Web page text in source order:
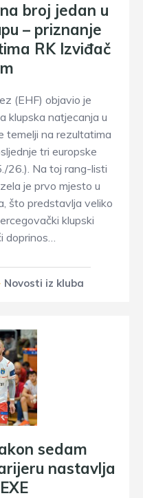
broj jedan u
– priznanje
RK Izviđač
(EHF) objavio je
klupska natjecanja u
temelji na rezultatima
tri europske
26.). Na toj rang-listi
je prvo mjesto u
što predstavlja veliko
klupski
doprinos…
Novosti iz kluba
sedam
nastavlja